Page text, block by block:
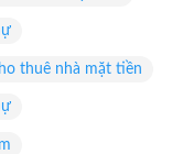
thuê nhà mặt tiền